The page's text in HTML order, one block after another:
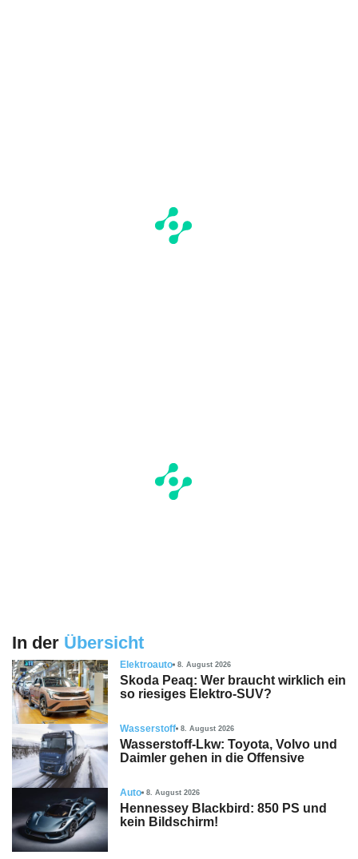
In der Übersicht
Elektroauto 8. August 2026
Skoda Peaq: Wer braucht wirklich ein
so riesiges Elektro-SUV?
Wasserstoff 8. August 2026
Wasserstoff-Lkw: Toyota, Volvo und
Daimler gehen in die Offensive
Auto 8. August 2026
Hennessey Blackbird: 850 PS und
kein Bildschirm!